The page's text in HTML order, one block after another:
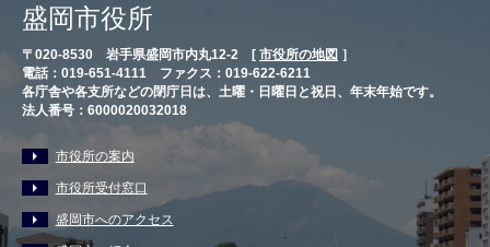
盛岡市役所
〒020-8530 岩手県盛岡市内丸12-2 [ 市役所の地図 ］
電話：019-651-4111 ファクス：019-622-6211
各庁舎や各支所などの閉庁日は、土曜・日曜日と祝日、年末年始です。
法人番号：6000020032018
市役所の案内
市役所受付窓口
盛岡市へのアクセス